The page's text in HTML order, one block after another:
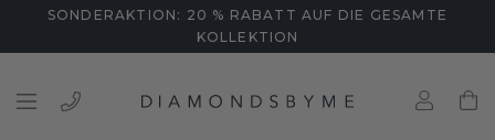
SONDERAKTION: 20 % RABATT AUF DIE GESAMTE
KOLLEKTION